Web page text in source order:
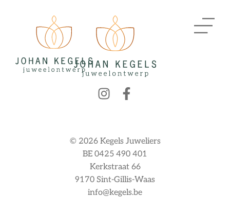
© 2026 Kegels Juweliers
BE 0425 490 401
Kerkstraat 66
9170 Sint-Gillis-Waas
info@kegels.be